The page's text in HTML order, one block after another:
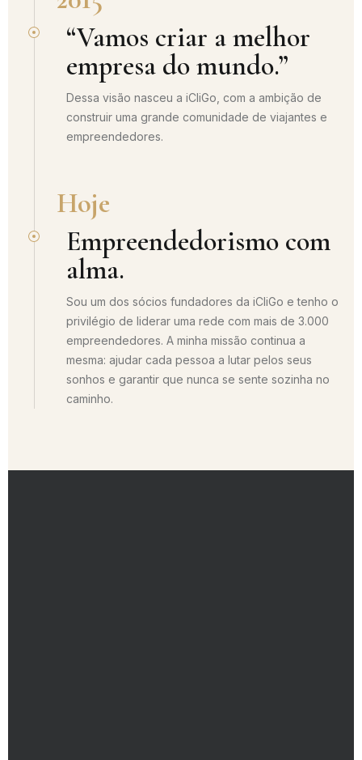
“Vamos criar a melhor
empresa do mundo.”
Dessa visão nasceu a iCliGo, com a ambição de
construir uma grande comunidade de viajantes e
empreendedores.
Hoje
Empreendedorismo com
alma.
Sou um dos sócios fundadores da iCliGo e tenho o
privilégio de liderar uma rede com mais de 3.000
empreendedores. A minha missão continua a
mesma: ajudar cada pessoa a lutar pelos seus
sonhos e garantir que nunca se sente sozinha no
caminho.